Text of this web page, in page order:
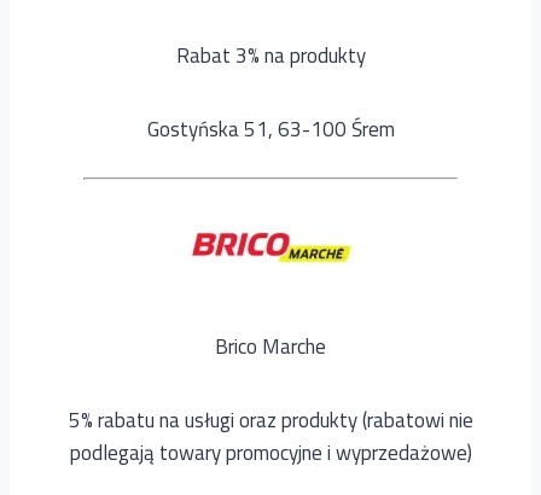
Rabat 3% na produkty
Gostyńska 51, 63-100 Śrem
Brico Marche
5% rabatu na usługi oraz produkty (rabatowi nie
podlegają towary promocyjne i wyprzedażowe)